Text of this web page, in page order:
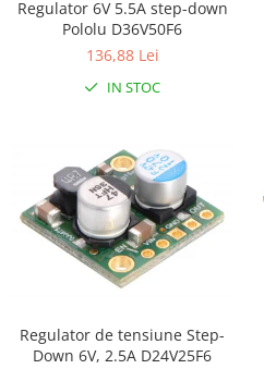
RS-232
Motor 25D
Motor 37D
Motoreductor plastic
Tamiya
Roti si Senile
Rulmenti
Servomotoare
Suruburi, Piulite, Conectare
Micro:bit
Olinuxino
Platforme de dezvoltare
Python
Teensy
TI
PIR
Termocuple
Video
Regulator 6V 5.5A step-down
Pololu D36V50F6
136,88 Lei
IN STOC
Regulator de tensiune Step-
Down 6V, 2.5A D24V25F6